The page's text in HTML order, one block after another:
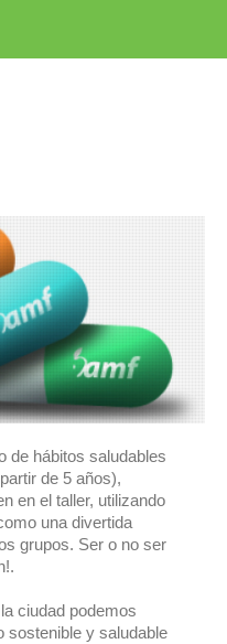
de hábitos saludables
de 5 años),
en el taller, utilizando
una divertida
grupos. Ser o no ser
ciudad podemos
sostenible y saludable